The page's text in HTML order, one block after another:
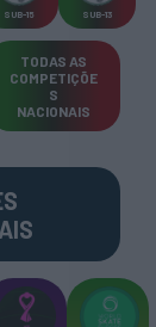
SUB-15 SUB-13
TODAS AS
COMPETIÇÕE
S
NACIONAIS